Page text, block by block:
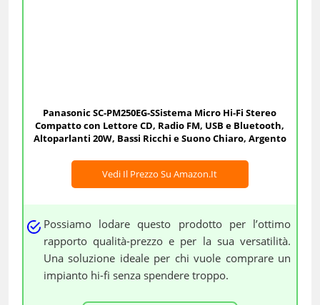
Panasonic SC-PM250EG-SSistema Micro Hi-Fi Stereo
Compatto con Lettore CD, Radio FM, USB e Bluetooth,
Altoparlanti 20W, Bassi Ricchi e Suono Chiaro, Argento
Vedi Il Prezzo Su Amazon.it
Possiamo lodare questo prodotto per l’ottimo
rapporto qualità-prezzo e per la sua versatilità.
Una soluzione ideale per chi vuole comprare un
impianto hi-fi senza spendere troppo.